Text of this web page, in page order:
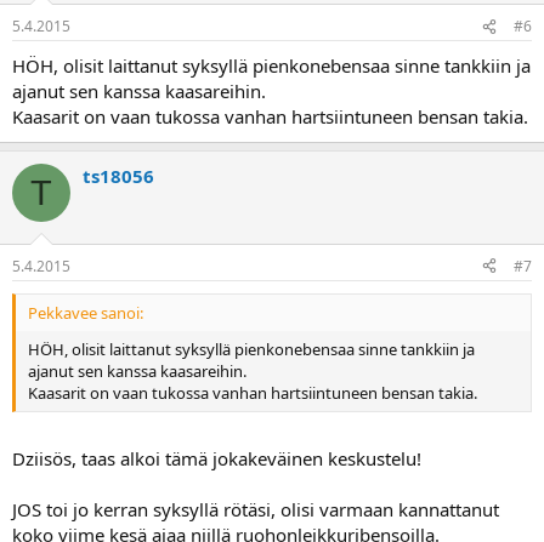
5.4.2015 #6
HÖH, olisit laittanut syksyllä pienkonebensaa sinne tankkiin ja
ajanut sen kanssa kaasareihin.
Kaasarit on vaan tukossa vanhan hartsiintuneen bensan takia.
T ts18056
5.4.2015 #7
Pekkavee sanoi:
HÖH, olisit laittanut syksyllä pienkonebensaa sinne tankkiin ja
ajanut sen kanssa kaasareihin.
Kaasarit on vaan tukossa vanhan hartsiintuneen bensan takia.
Dziisös, taas alkoi tämä jokakeväinen keskustelu!
JOS toi jo kerran syksyllä rötäsi, olisi varmaan kannattanut
koko viime kesä ajaa niillä ruohonleikkuribensoilla.